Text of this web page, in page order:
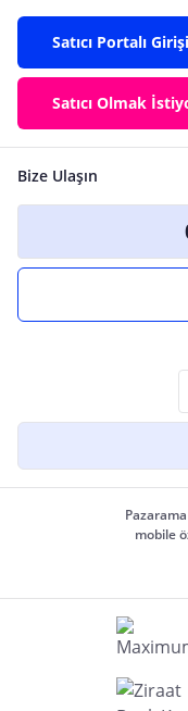
Satıcı Portalı Girişi
Satıcı Olmak
Bize Ulaşın
mobile